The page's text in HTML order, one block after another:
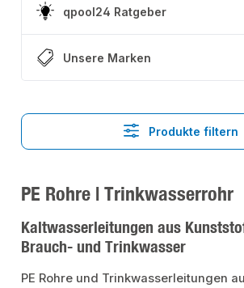
qpool24 Ratgeber
Unsere Marken
Produkte filtern
PE Rohre | Trinkwasserrohr
Kaltwasserleitungen aus
Brauch- und Trinkwasser
PE Rohre und Trinkwasserleitungen